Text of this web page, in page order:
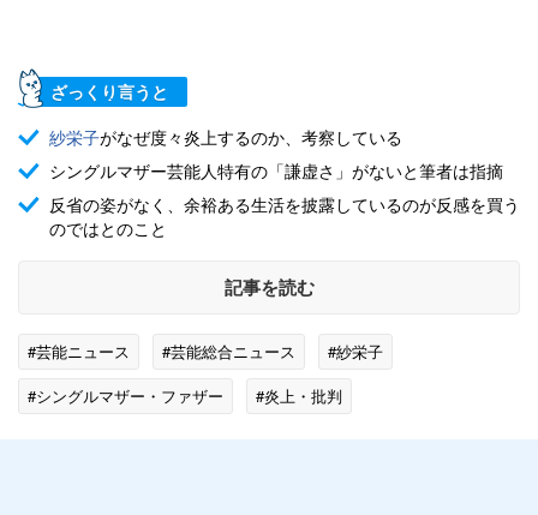
ざっくり言うと
紗栄子がなぜ度々炎上するのか、考察している
シングルマザー芸能人特有の「謙虚さ」がないと筆者は指摘
反省の姿がなく、余裕ある生活を披露しているのが反感を買う
のではとのこと
記事を読む
#芸能ニュース #芸能総合ニュース
#紗栄子
#シングルマザー・ファザー
#炎上・批判